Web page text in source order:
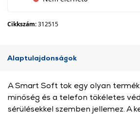
Cikkszám:312515
Alaptulajdonságok
A Smart Soft tok egy olyan
minőség és a telefon tökéletes
sérülésekkel szemben jellemez. A